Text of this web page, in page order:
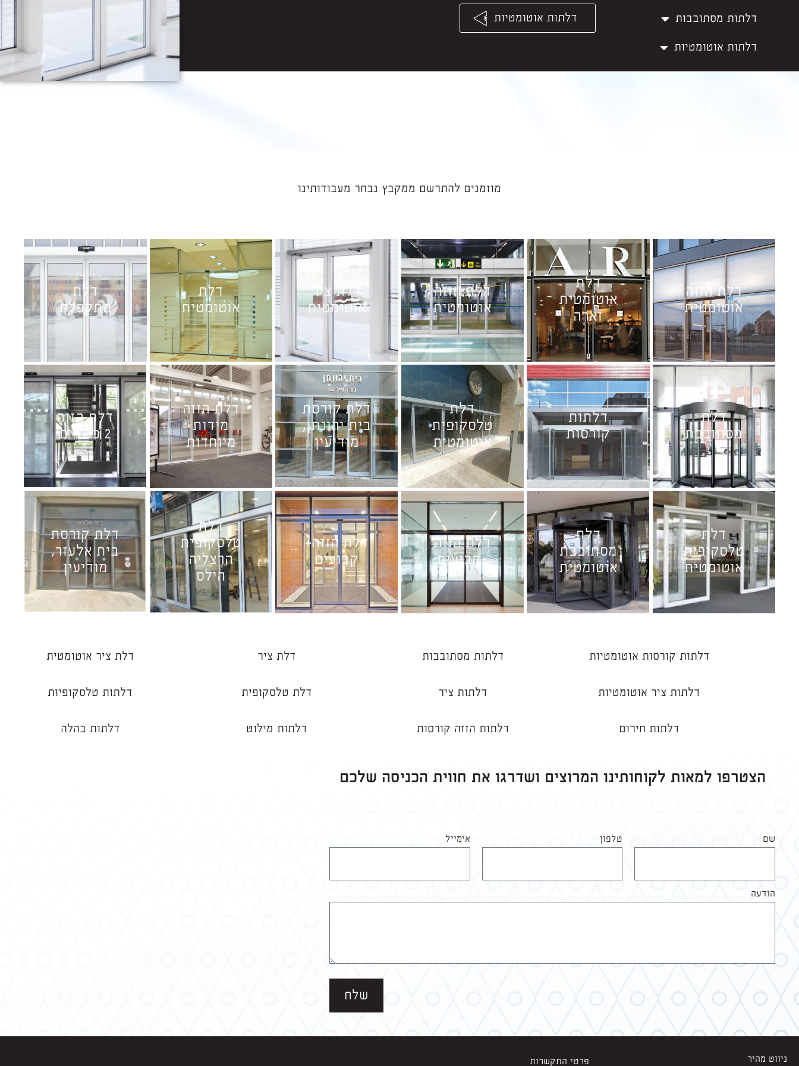
דלתות מסתובבות
דלתות אוטומטיות
דלתות אוטומטיות
מוזמנים להתרשם ממקבץ נבחר מעבודותינו​
דלת הזזה
אוטומטית
דלת
אוטומטית
זארה
דלת הזזה
אוטומטית
דלת ציר
אוטומטית
דלת
אוטומטית
דלת
מתקפלת
דלת
מסתובבת
דלתות
קורסות
דלת
טלסקופית
אוטומטית
דלת קורסת
בית יהונתן,
מודיעין
דלת הזזה
מידות
מיוחדות
דלת הזזה
2 כנפיים
דלת
טלסקופית
אוטומטית
דלת
מסתובבת
אוטומטית
דלת הזזה
+קבועים
דלת הזזה+
קבועים
דלת
טלסקופית
הרצליה
הילס
דלת קורסת
בית אלעזר,
מודיעין
דלתות קורסות אוטומטיות דלתות מסתובבות דלת ציר דלת ציר אוטומטית
דלתות ציר אוטומטיות דלתות ציר דלת טלסקופית דלתות טלסקופיות
דלתות חירום דלתות הזזה קורסות דלתות מילוט דלתות בהלה
הצטרפו למאות לקוחותינו המרוצים ושדרגו את חווית הכניסה שלכם
שם טלפון אימייל
הודעה
שלח
ניווט מהיר פרטי התקשרות